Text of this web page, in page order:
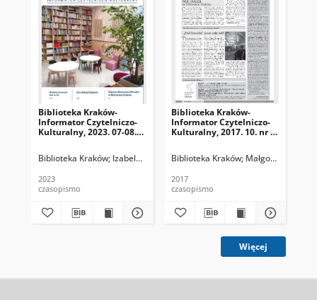
Biblioteka Kraków-
Informator Czytelniczo-
Kulturalny, 2023. 07-08.
Biblioteka Kraków Izabela Ronkiewicz-Brągiel (redaktor naczelna),
2023
czasopismo
Biblioteka Kraków-
Informator Czytelniczo-
Kulturalny, 2017. 10. nr 1
Biblioteka Kraków Małgorzata
2017
czasopismo
Więcej